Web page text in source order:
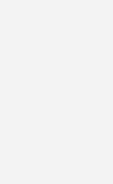
Hause geliefert. Denn
derjenigen
Wenn er ihn von
einen vorher
verdient daran
vom
Eigenheim besitzen.
EEG